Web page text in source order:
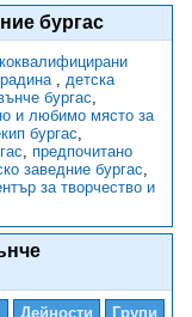
бургас
, детска
бургас,
и любимо място за
бургас,
, предпочитано
заведние бургас,
за творчество и
Дейности Групи